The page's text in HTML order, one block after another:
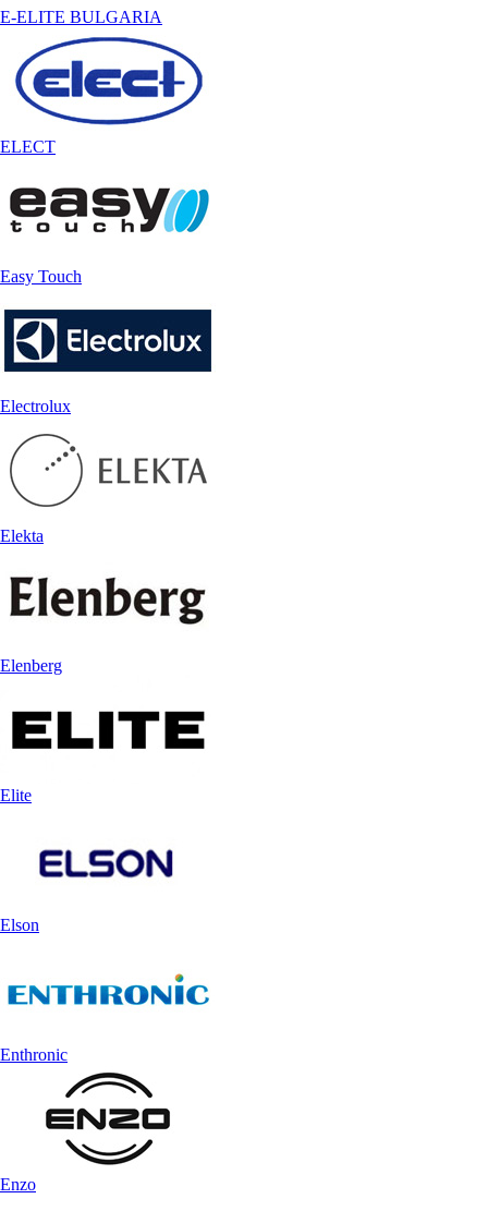
E-ELITE BULGARIA
ELECT
Easy Touch
Electrolux
Elekta
Elenberg
Elite
Elson
Enthronic
Enzo